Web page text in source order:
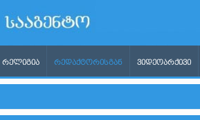
ᲠᲔᲚᲘᲒᲘᲐ ᲠᲔᲓᲐᲥᲢᲝᲠᲘᲡᲒᲐᲜ ᲕᲘᲓᲔᲝᲐᲠᲥᲘᲕᲘ